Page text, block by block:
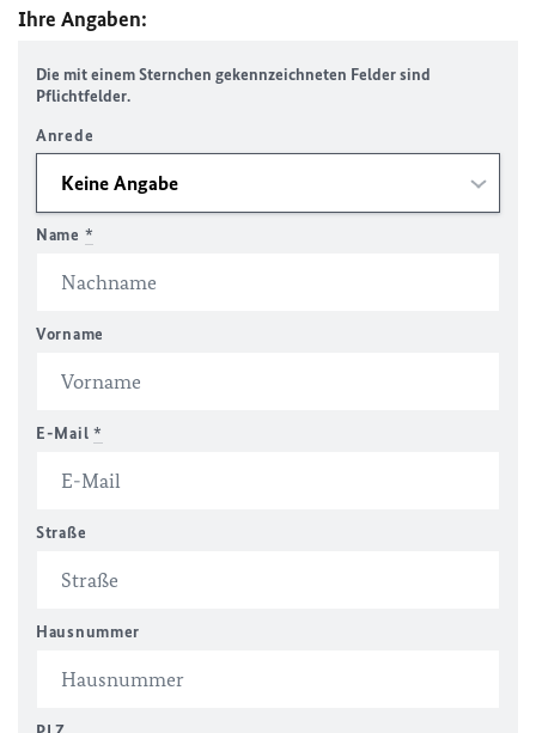
Ihre Angaben:
Die mit einem Sternchen gekennzeichneten Felder sind
Pflichtfelder.
Anrede
Name *
Vorname
E-Mail *
Straße
Hausnummer